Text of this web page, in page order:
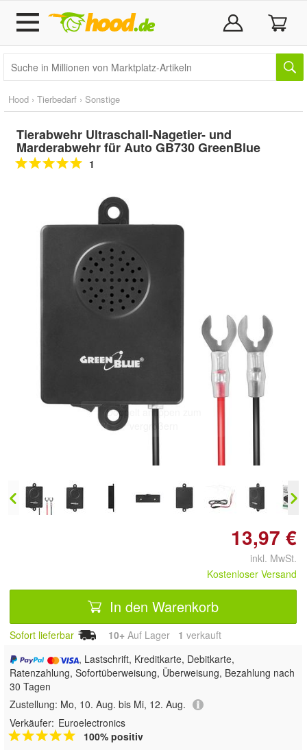
Hood › Tierbedarf › Sonstige
Tierabwehr Ultraschall-Nagetier- und
Marderabwehr für Auto GB730 GreenBlue
1
Doppelt antippen zum
vergrößern
13,97 €
inkl. MwSt.
Kostenloser Versand
In den Warenkorb
Sofort lieferbar 10+ Auf Lager 1 verkauft
, Lastschrift, Kreditkarte, Debitkarte,
Ratenzahlung, Sofortüberweisung, Überweisung, Bezahlung nach
30 Tagen
Zustellung: Mo, 10. Aug. bis Mi, 12. Aug.
Verkäufer: Euroelectronics
100% positiv